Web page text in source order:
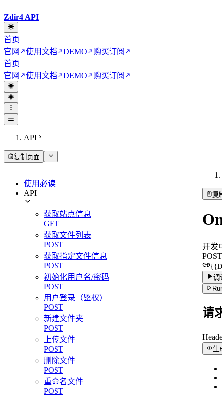
Zdir4 API
首页
官网
使用文档 DEMO
购买订阅
首页
官网
使用文档 DEMO 购买订阅
API
复制页面
使用必读
API
获取站点信息
GET
获取文件列表
POST
获取指定文件信息
POST
初始化用户名/密码
POST
用户登录（鉴权）
POST
新建文件夹
POST
上传文件
POST
删除文件
POST
重命名文件
POST
复
开发
POST
调
请
生